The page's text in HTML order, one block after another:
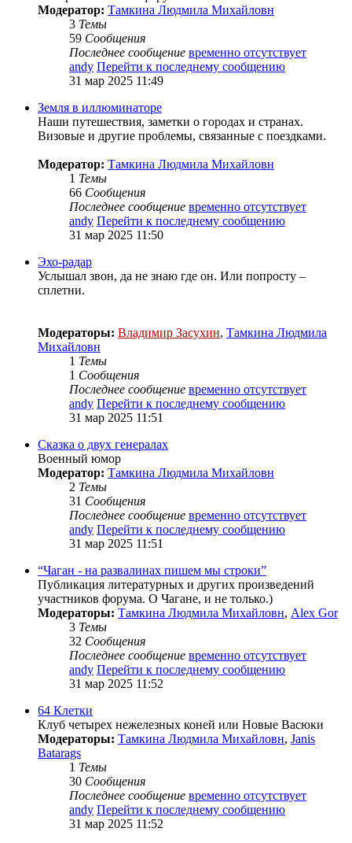
Модератор: Тамкина Людмила Михайловн
3 Темы
59 Сообщения
Последнее сообщение временно отсутствует
andy Перейти к последнему сообщению
31 мар 2025 11:49
Земля в иллюминаторе
Наши путешествия, заметки о городах и странах.
Визовые и другие проблемы, связанные с поездками.
Модератор: Тамкина Людмила Михайловн
1 Темы
66 Сообщения
Последнее сообщение временно отсутствует
andy Перейти к последнему сообщению
31 мар 2025 11:50
Эхо-радар
Услышал звон, да не знаю где он. Или попросту –
сплетни.
Модераторы: Владимир Засухин, Тамкина Людмила
Михайловн
1 Темы
1 Сообщения
Последнее сообщение временно отсутствует
andy Перейти к последнему сообщению
31 мар 2025 11:51
Сказка о двух генералах
Военный юмор
Модератор: Тамкина Людмила Михайловн
2 Темы
31 Сообщения
Последнее сообщение временно отсутствует
andy Перейти к последнему сообщению
31 мар 2025 11:51
“Чаган - на развалинах пишем мы строки”
Публикация литературных и других произведений
участников форума. О Чагане, и не только.)
Модераторы: Тамкина Людмила Михайловн, Alex Gor
3 Темы
32 Сообщения
Последнее сообщение временно отсутствует
andy Перейти к последнему сообщению
31 мар 2025 11:52
64 Клетки
Клуб четырех нежелезных коней или Новые Васюки
Модераторы: Тамкина Людмила Михайловн, Janis
Batarags
1 Темы
30 Сообщения
Последнее сообщение временно отсутствует
andy Перейти к последнему сообщению
31 мар 2025 11:52